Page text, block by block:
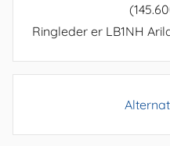
Ringleder er LB1NH